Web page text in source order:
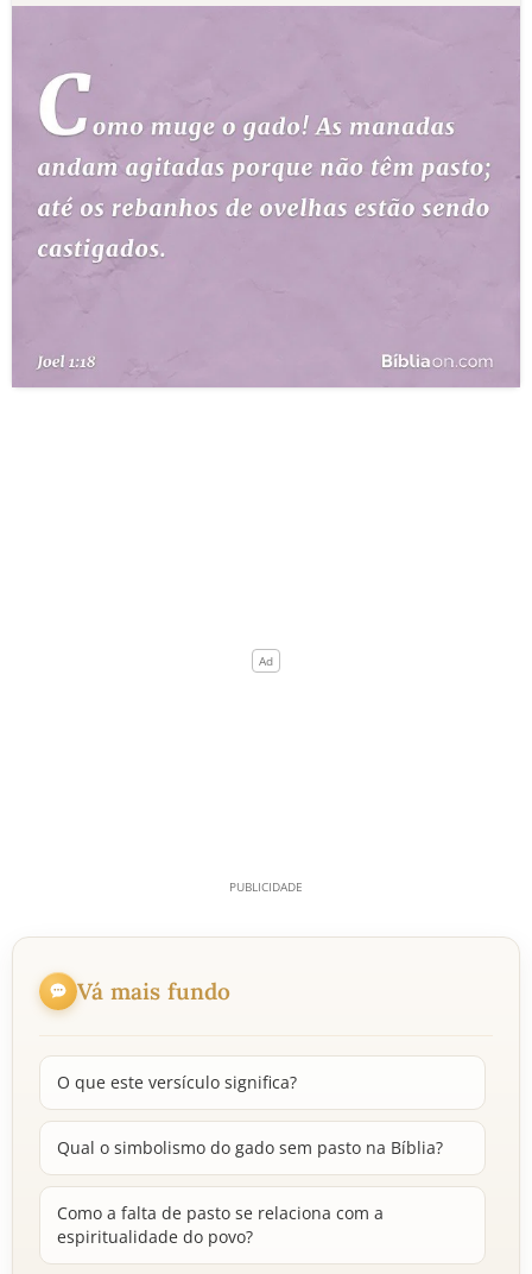
ESBOÇOS DE PREGAÇÃO
TEMAS
PERGUNTE À BÍBLIA
QUEM SOMOS
Vá mais fundo
O que este versículo significa?
Qual o simbolismo do gado sem pasto na Bíblia?
Como a falta de pasto se relaciona com a
espiritualidade do povo?